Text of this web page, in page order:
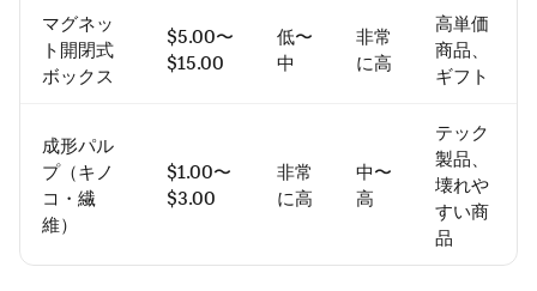
マグネッ
ト開閉式
ボックス
$5.00〜
$15.00
低〜
中
非常
に高
高単価
商品、
ギフト
成形パル
プ（キノ
コ・繊
維）
$1.00〜
$3.00
非常
に高
中〜
高
テック
製品、
壊れや
すい商
品